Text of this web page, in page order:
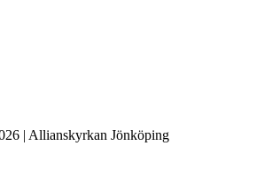
| Allianskyrkan Jönköping